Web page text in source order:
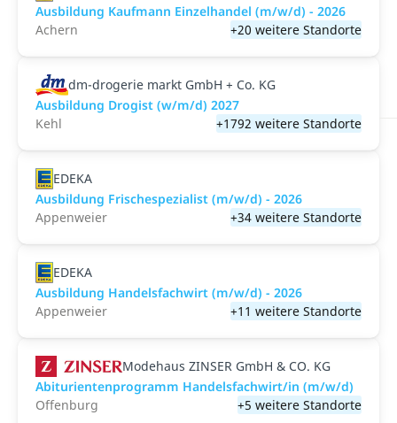
Ausbildung Kaufmann Einzelhandel (m/w/d) - 2026
Achern
+20 weitere Standorte
dm-drogerie markt GmbH + Co. KG
Ausbildung Drogist (w/m/d) 2027
Kehl
+1792 weitere Standorte
EDEKA
Ausbildung Frischespezialist (m/w/d) - 2026
Appenweier
+34 weitere Standorte
EDEKA
Ausbildung Handelsfachwirt (m/w/d) - 2026
Appenweier
+11 weitere Standorte
Modehaus ZINSER GmbH & CO. KG
Abiturientenprogramm Handelsfachwirt/in (m/w/d)
Offenburg
+5 weitere Standorte